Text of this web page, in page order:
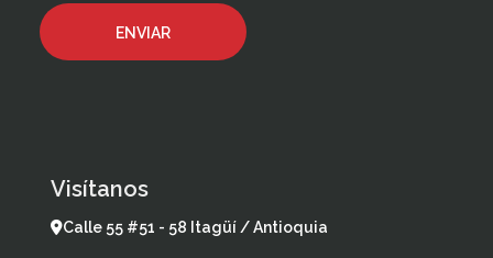
Visítanos
Calle 55 #51 - 58 Itagüí / Antioquia